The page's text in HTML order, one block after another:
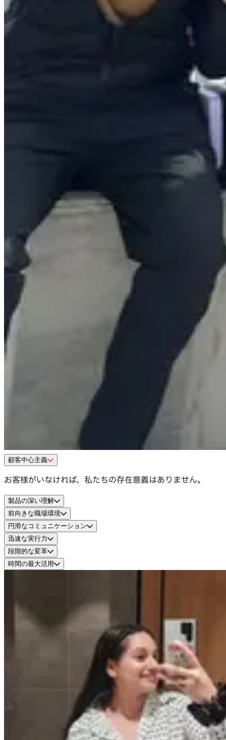
顧客中心主義
お客様がいなければ、私たちの存在意義はありません。
製品の深い理解
全社員がお客様以上に自社製品を深く理解している必要があ
ります。
前向きな職場環境
私たちは可能な限りオープンに行動し、自らが望む変化を主
体的に推進します。
円滑なコミュニケーション
迅速なレスポンスが、全員の歩みを前に進めます。
迅速な実行力
自律性、当事者意識、そして迅速な実行力がある環境でこ
そ、メンバーは成長します。
段階的な変革
完璧を目指すよりも、絶え間ない進歩が常に勝利を収めま
時間の最大活用